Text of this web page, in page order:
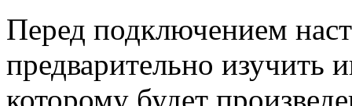
Перед подключением
предварительно изучить